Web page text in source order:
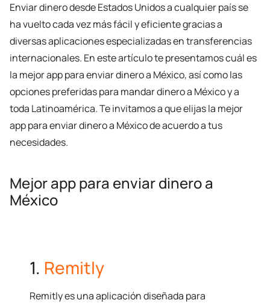
Enviar dinero desde Estados Unidos a cualquier país se
ha vuelto cada vez más fácil y eficiente gracias a
diversas aplicaciones especializadas en transferencias
internacionales. En este artículo te presentamos cuál es
la mejor app para enviar dinero a México, así como las
opciones preferidas para mandar dinero a México y a
toda Latinoamérica. Te invitamos a que elijas la mejor
app para enviar dinero a México de acuerdo a tus
necesidades.
Mejor app para enviar dinero a
México
1. Remitly
Remitly es una aplicación diseñada para